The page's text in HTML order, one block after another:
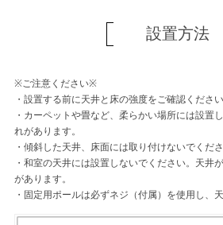
設置方法
※ご注意ください※
・設置する前に天井と床の強度をご確認ください
・カーペットや畳など、柔らかい場所には設置
れがあります。
・傾斜した天井、床面には取り付けないでくださ
・和室の天井には設置しないでください。天井
があります。
・固定用ポールは必ずネジ（付属）を使用し、